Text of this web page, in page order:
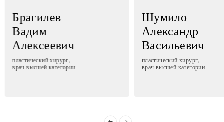
Брагилев
Вадим
Алексеевич
пластический хирург,
врач высшей категории
Шумило
Александр
Васильевич
пластический хирург,
врач высшей категории